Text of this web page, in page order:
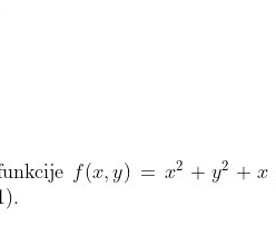
f (x,y) = x2 + y2 + x